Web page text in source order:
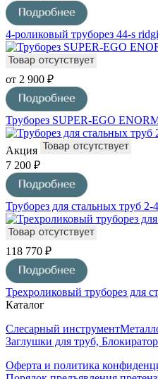
4-роликовый труборез 44-s
от 2 900 ₽
Труборез SUPER-EGO
Акция
7 200 ₽
Труборез для стальных труб 2-
118 770 ₽
Трехроликовый труборез для
Каталог
Слесарный инструмент
Заглушки для труб,
Оферта и политика